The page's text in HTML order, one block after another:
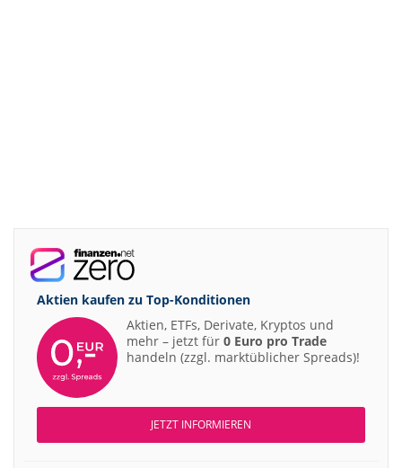
Aktien kaufen zu Top-Konditionen
Aktien, ETFs, Derivate, Kryptos und
mehr – jetzt für 0 Euro pro Trade
handeln (zzgl. marktüblicher Spreads)!
JETZT INFORMIEREN